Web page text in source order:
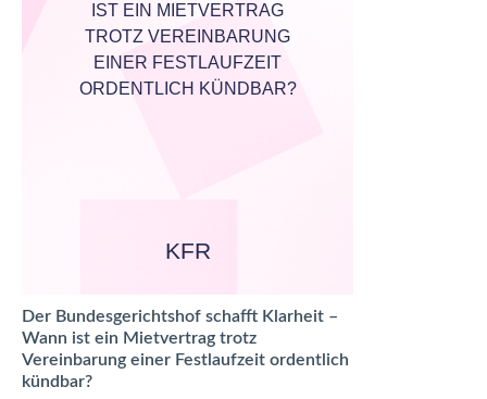
IST EIN MIETVERTRAG
TROTZ VEREINBARUNG
EINER FESTLAUFZEIT
ORDENTLICH KÜNDBAR?
KFR
Der Bundesgerichtshof schafft Klarheit –
Wann ist ein Mietvertrag trotz
Vereinbarung einer Festlaufzeit ordentlich
kündbar?